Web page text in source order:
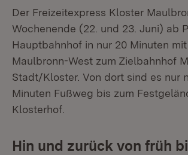
Der Freizeitexpress Kloster
Wochenende (22. und 23. Juni) ab
Hauptbahnhof in nur 20 Minuten
Maulbronn-West zum Zielbahnhof
Stadt/Kloster. Von dort sind es nur
Minuten Fußweg bis zum
Klosterhof.
Hin und zurück von früh